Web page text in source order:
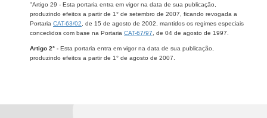
"Artigo 29 - Esta portaria entra em vigor na data de sua publicação,
produzindo efeitos a partir de 1° de setembro de 2007, ficando revogada a
Portaria CAT-63/02 , de 15 de agosto de 2002, mantidos os regimes especiais
concedidos com base na Portaria CAT-67/97 , de 04 de agosto de 1997.
Artigo 2° - Esta portaria entra em vigor na data de sua publicação,
produzindo efeitos a partir de 1° de agosto de 2007.